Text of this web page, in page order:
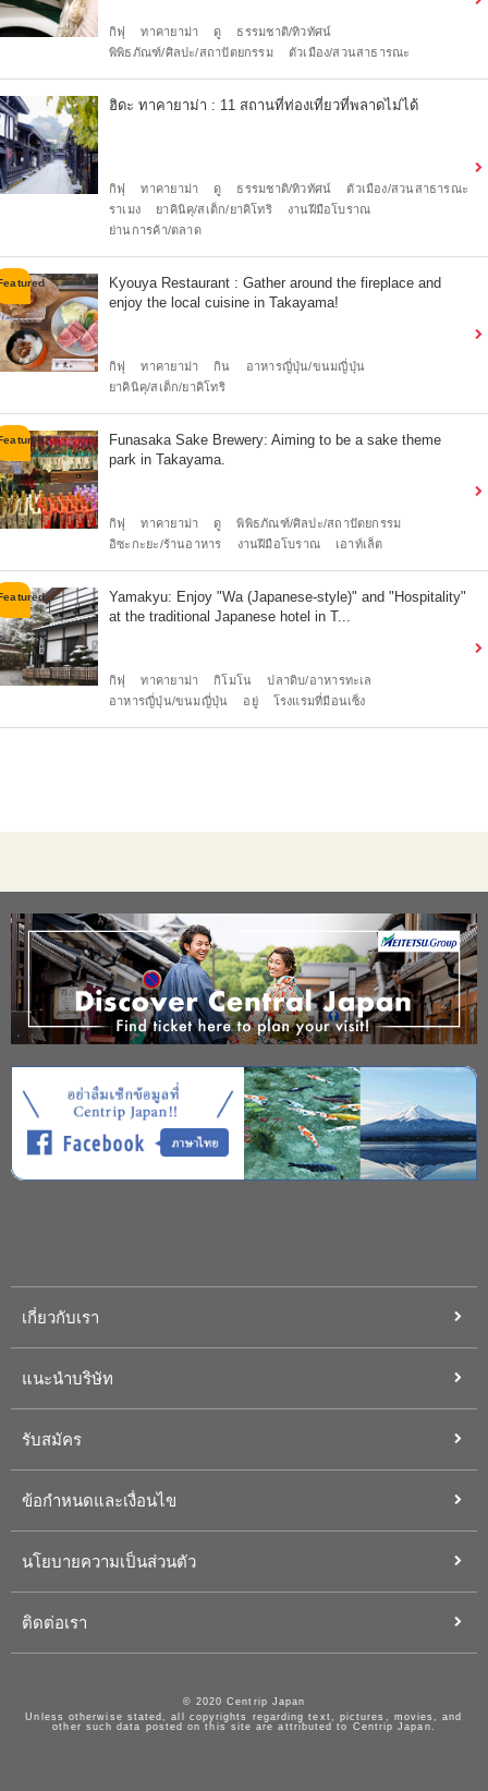
กิฟุ ทาคายาม่า ดู
ธรรมชาติ/ทิวทัศน์
พิพิธภัณฑ์/ศิลปะ/สถาปัตยกรรม
ตัวเมือง/สวนสาธารณะ
ฮิดะ ทาคายาม่า : 11 สถานที่ท่องเที่ยวที่พลาดไม่ได้
กิฟุ ทาคายาม่า ดู ธรรมชาติ/ทิวทัศน์
ตัวเมือง/สวนสาธารณะ
ราเมง
ยาคินิคุ/สเต็ก/ยาคิโทริ
งานฝีมือโบราณ
ย่านการค้า/ตลาด
Kyouya Restaurant : Gather around the fireplace and
enjoy the local cuisine in Takayama!
กิฟุ ทาคายาม่า กิน
อาหารญี่ปุ่น/ขนมญี่ปุ่น
ยาคินิคุ/สเต็ก/ยาคิโทริ
Funasaka Sake Brewery: Aiming to be a sake theme
park in Takayama.
กิฟุ ทาคายาม่า ดู
พิพิธภัณฑ์/ศิลปะ/สถาปัตยกรรม
อิซะกะยะ/ร้านอาหาร
งานฝีมือโบราณ เอาท์เล็ต
Yamakyu: Enjoy "Wa (Japanese-style)" and "Hospitality"
at the traditional Japanese hotel in T...
กิฟุ ทาคายาม่า กิโมโน
ปลาดิบ/อาหารทะเล
อาหารญี่ปุ่น/ขนมญี่ปุ่น
อยู่ โรงแรมที่มีอนเซ็ง
เกี่ยวกับเรา
แนะนำบริษัท
รับสมัคร
ข้อกำหนดและเงื่อนไข
นโยบายความเป็นส่วนตัว
ติดต่อเรา
© 2020 Centrip Japan
Unless otherwise stated, all copyrights regarding text, pictures, movies, and
other such data posted on this site are attributed to Centrip Japan.